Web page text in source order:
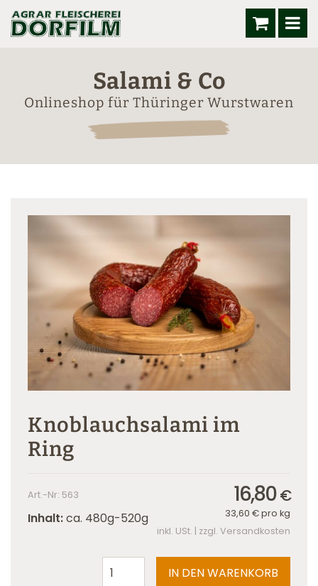
Salami & Co
Onlineshop für Thüringer Wurstwaren
Knoblauchsalami im
Ring
Art.-Nr: 563
Inhalt:ca. 480g-520g
16,80€
33,60 €pro kg
inkl. USt. | zzgl. Versandkosten